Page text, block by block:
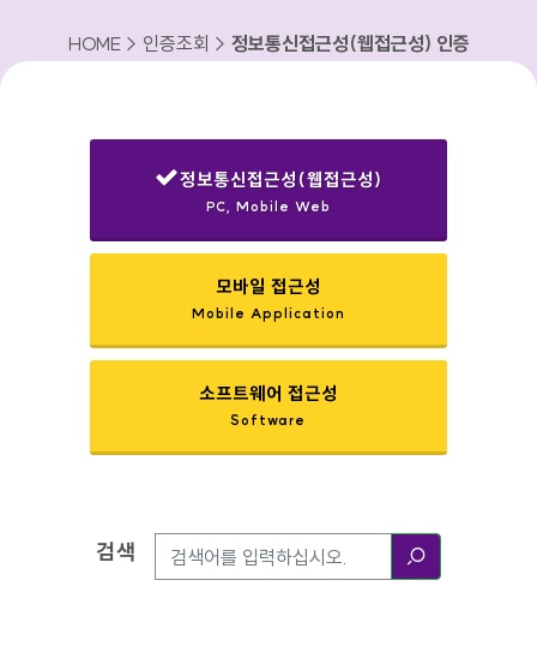
HOME > 인증조회 > 정보통신접근성(웹접근성) 인증
정보통신접근성(웹접근성)
PC, Mobile Web
모바일 접근성
Mobile Application
소프트웨어 접근성
Software
검색옵션
검색